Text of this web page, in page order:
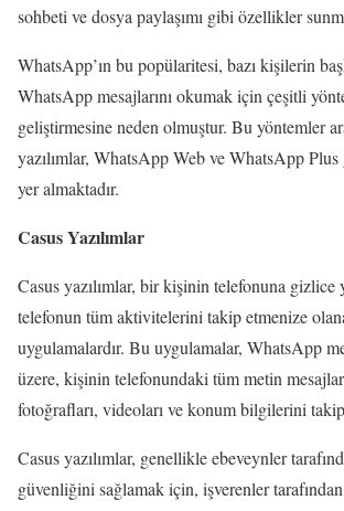
sohbeti ve dosya paylaşımı gibi özellikler
WhatsApp’ın bu popülaritesi, bazı kişilerin
WhatsApp mesajlarını okumak için çeşitli
geliştirmesine neden olmuştur. Bu yöntemler
yazılımlar, WhatsApp Web ve WhatsApp
yer almaktadır.
Casus Yazılımlar
Casus yazılımlar, bir kişinin telefonuna gizlice
telefonun tüm aktivitelerini takip etmenize
uygulamalardır. Bu uygulamalar, WhatsApp
üzere, kişinin telefonundaki tüm metin
fotoğrafları, videoları ve konum bilgilerini
Casus yazılımlar, genellikle ebeveynler
güvenliğini sağlamak için, işverenler tarafından